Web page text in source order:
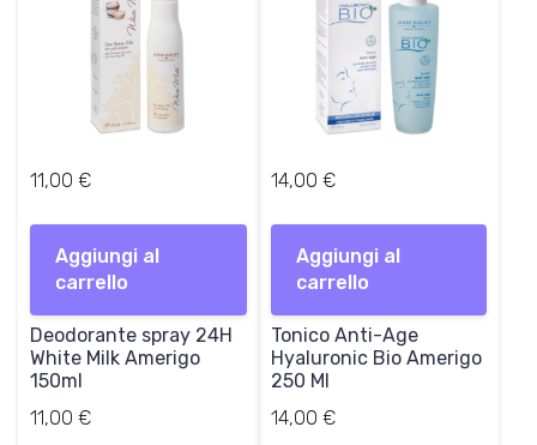
0
€
11,00 €
Aggiungi al
carrello
Deodorante spray 24H
White Milk Amerigo
150ml
11,00 €
14,00 €
Aggiungi al
carrello
Tonico Anti-Age
Hyaluronic Bio Amerigo
250 Ml
14,00 €